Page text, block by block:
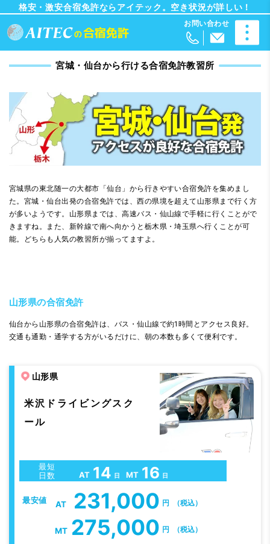
格安・激安合宿免許ならアイテック。空き状況が詳しい！
宮城・仙台から行ける合宿免許教習所
宮城県の東北随一の大都市「仙台」から行きやすい合宿免許を集めまし
た。宮城・仙台出発の合宿免許では、西の県境を超えて山形県まで行く方
が多いようです。山形県までは、高速バス・仙山線で手軽に行くことがで
きますね。また、新幹線で南へ向かうと栃木県・埼玉県へ行くことが可
能。どちらも人気の教習所が揃ってますよ。
山形県の合宿免許
仙台から山形県の合宿免許は、バス・仙山線で約1時間とアクセス良好。
交通も通勤・通学する方がいるだけに、朝の本数も多くて便利です。
山形県
米沢ドライビングスク
ール
最短
日数
AT 14 日 MT 16 日
最安値 AT 231,000 円 （税込）
MT 275,000 円 （税込）